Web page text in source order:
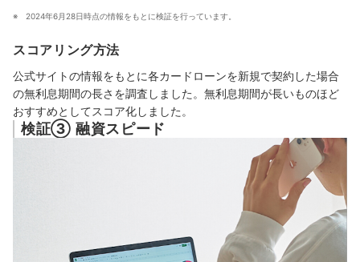
2024年6月28日時点の情報をもとに検証を行っています。
スコアリング方法
公式サイトの情報をもとに各カードローンを新規で契約した場合
の無利息期間の長さを調査しました。無利息期間が長いものほど
おすすめとしてスコア化しました。
検証③ 融資スピード